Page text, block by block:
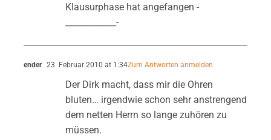
Klausurphase hat angefangen -
____________-
ender 23. Februar 2010 at 1:34Zum Antworten anmelden
Der Dirk macht, dass mir die Ohren
bluten… irgendwie schon sehr anstrengend
dem netten Herrn so lange zuhören zu
müssen.